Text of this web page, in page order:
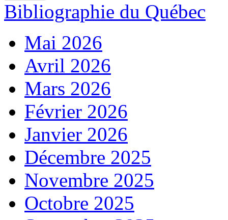
Bibliographie du Québec
Mai 2026
Avril 2026
Mars 2026
Février 2026
Janvier 2026
Décembre 2025
Novembre 2025
Octobre 2025